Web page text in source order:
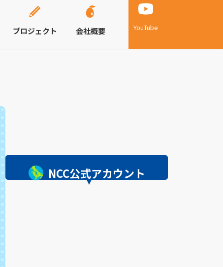
YouTube
プロジェクト 会社概要
NCC公式アカウント